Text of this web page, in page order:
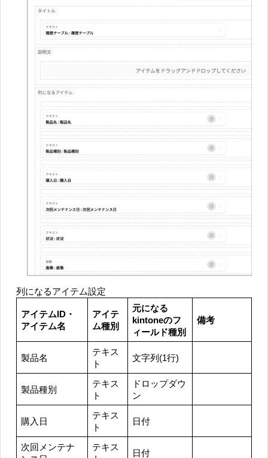
列になるアイテム設定
アイテムID・
アイテム名
アイテ
ム種別
元になる
kintoneのフ
ィールド種別
備考
製品名
テキス
ト
文字列(1行)
製品種別
テキス
ト
ドロップダウ
ン
購入日
テキス
ト
日付
次回メンテナ
テキス
日付